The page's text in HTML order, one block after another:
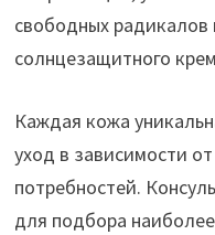
свободных радикалов
солнцезащитного
Каждая кожа
уход в зависимости
потребностей.
для подбора